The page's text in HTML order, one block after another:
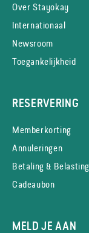
Over Stayokay
Internationaal
Newsroom
Toegankelijkheid
RESERVERING
Memberkorting
Annuleringen
Betaling & Belasting
Cadeaubon
MELD JE AAN